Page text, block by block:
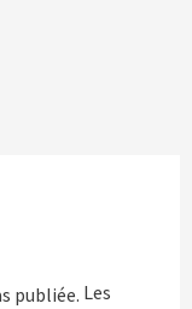
publiée. Les